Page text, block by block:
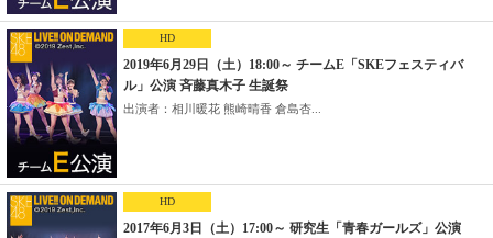
HD
2019年6月29日（土）18:00～ チームE「SKEフェスティバ
ル」公演 斉藤真木子 生誕祭
出演者：相川暖花 熊崎晴香 倉島杏...
HD
2017年6月3日（土）17:00～ 研究生「青春ガールズ」公演